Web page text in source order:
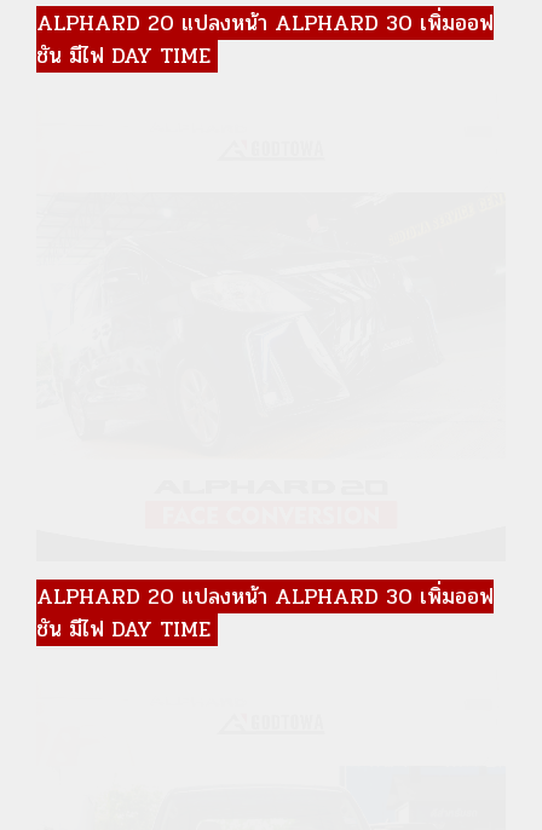
ALPHARD 20 แปลงหน้า ALPHARD 30 เพิ่มออฟ
ชัน มีไฟ DAY TIME
ALPHARD 20 แปลงหน้า ALPHARD 30 เพิ่มออฟ
ชัน มีไฟ DAY TIME